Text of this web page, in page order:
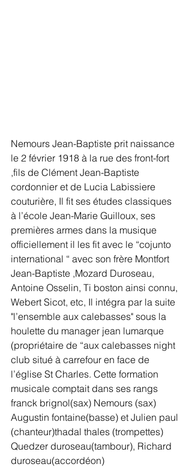
Nemours Jean-Baptiste prit naissance
le 2 février 1918 à la rue des front-fort
,fils de Clément Jean-Baptiste
cordonnier et de Lucia Labissiere
couturière, Il fit ses études classiques
à l’école Jean-Marie Guilloux, ses
premières armes dans la musique
officiellement il les fit avec le “cojunto
international “ avec son frère Montfort
Jean-Baptiste ,Mozard Duroseau,
Antoine Osselin, Ti boston ainsi connu,
Webert Sicot, etc, Il intégra par la suite
"l’ensemble aux calebasses" sous la
houlette du manager jean lumarque
(propriétaire de “aux calebasses night
club situé à carrefour en face de
l’église St Charles. Cette formation
musicale comptait dans ses rangs
franck brignol(sax) Nemours (sax)
Augustin fontaine(basse) et Julien paul
(chanteur)thadal thales (trompettes)
Quedzer duroseau(tambour), Richard
duroseau(accordéon)